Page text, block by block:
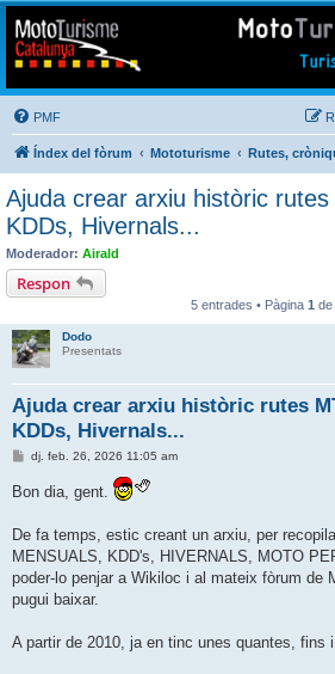
Mototurisme
Turisme en moto en català
PMF
Índex del fòrum Mototurisme Rutes,
Ajuda crear arxiu històric
KDDs, Hivernals...
Moderador: Airald
Respon
5 entrades • Pàgina 1 de
Dodo
Presentats
Ajuda crear arxiu històric rutes
KDDs, Hivernals...
E
r
a
dj. feb. 26, 2026 11:05 am
Bon dia, gent.
De fa temps, estic creant un arxiu, per
MENSUALS, KDD's, HIVERNALS, MOTO
poder-lo penjar a Wikiloc i al mateix fòrum de
pugui baixar.
A partir de 2010, ja en tinc unes quantes, fins